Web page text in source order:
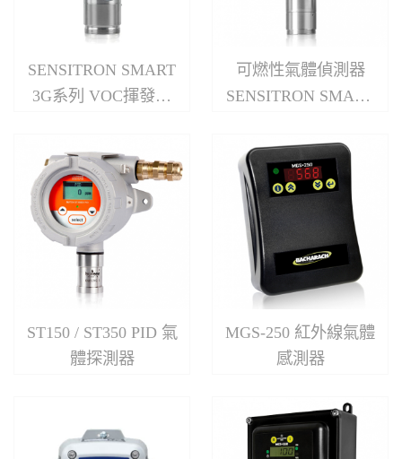
SENSITRON SMART
3G系列 VOC揮發性
可燃性氣體偵測器
SENSITRON SMART
ST150 / ST350 PID 氣
體探測器
MGS-250 紅外線氣體
感測器